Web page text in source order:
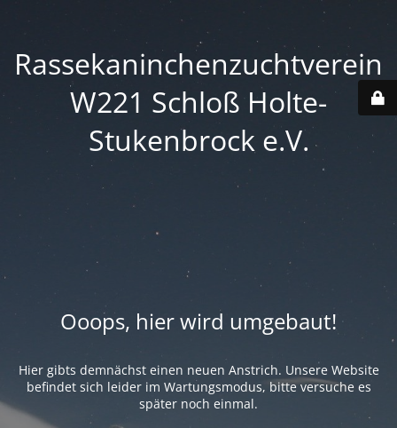
Rassekaninchenzuchtverein
W221 Schloß Holte-
Stukenbrock e.V.
Ooops, hier wird umgebaut!
Hier gibts demnächst einen neuen Anstrich. Unsere Website
befindet sich leider im Wartungsmodus, bitte versuche es
später noch einmal.